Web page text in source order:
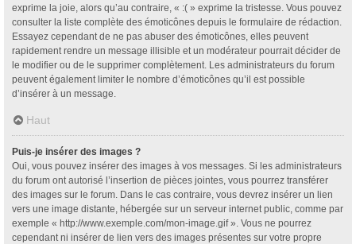
exprime la joie, alors qu’au contraire, « :( » exprime la tristesse. Vous pouvez
consulter la liste complète des émoticônes depuis le formulaire de rédaction.
Essayez cependant de ne pas abuser des émoticônes, elles peuvent
rapidement rendre un message illisible et un modérateur pourrait décider de
le modifier ou de le supprimer complètement. Les administrateurs du forum
peuvent également limiter le nombre d’émoticônes qu’il est possible
d’insérer à un message.
Haut
Puis-je insérer des images ?
Oui, vous pouvez insérer des images à vos messages. Si les administrateurs
du forum ont autorisé l’insertion de pièces jointes, vous pourrez transférer
des images sur le forum. Dans le cas contraire, vous devrez insérer un lien
vers une image distante, hébergée sur un serveur internet public, comme par
exemple « http://www.exemple.com/mon-image.gif ». Vous ne pourrez
cependant ni insérer de lien vers des images présentes sur votre propre